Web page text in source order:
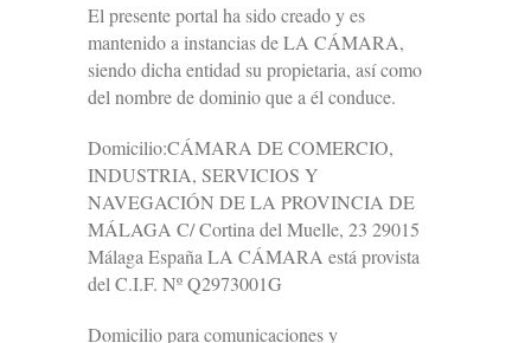
El presente portal ha sido creado y es
mantenido a instancias de LA CÁMARA,
siendo dicha entidad su propietaria, así como
del nombre de dominio que a él conduce.
Domicilio:CÁMARA DE COMERCIO,
INDUSTRIA, SERVICIOS Y
NAVEGACIÓN DE LA PROVINCIA DE
MÁLAGA C/ Cortina del Muelle, 23 29015
Málaga España LA CÁMARA está provista
del C.I.F. Nº Q2973001G
Domicilio para comunicaciones y